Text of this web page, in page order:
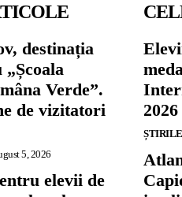
destinația
Verde”.
de vizitatori
5, 2026
elevii de
2026